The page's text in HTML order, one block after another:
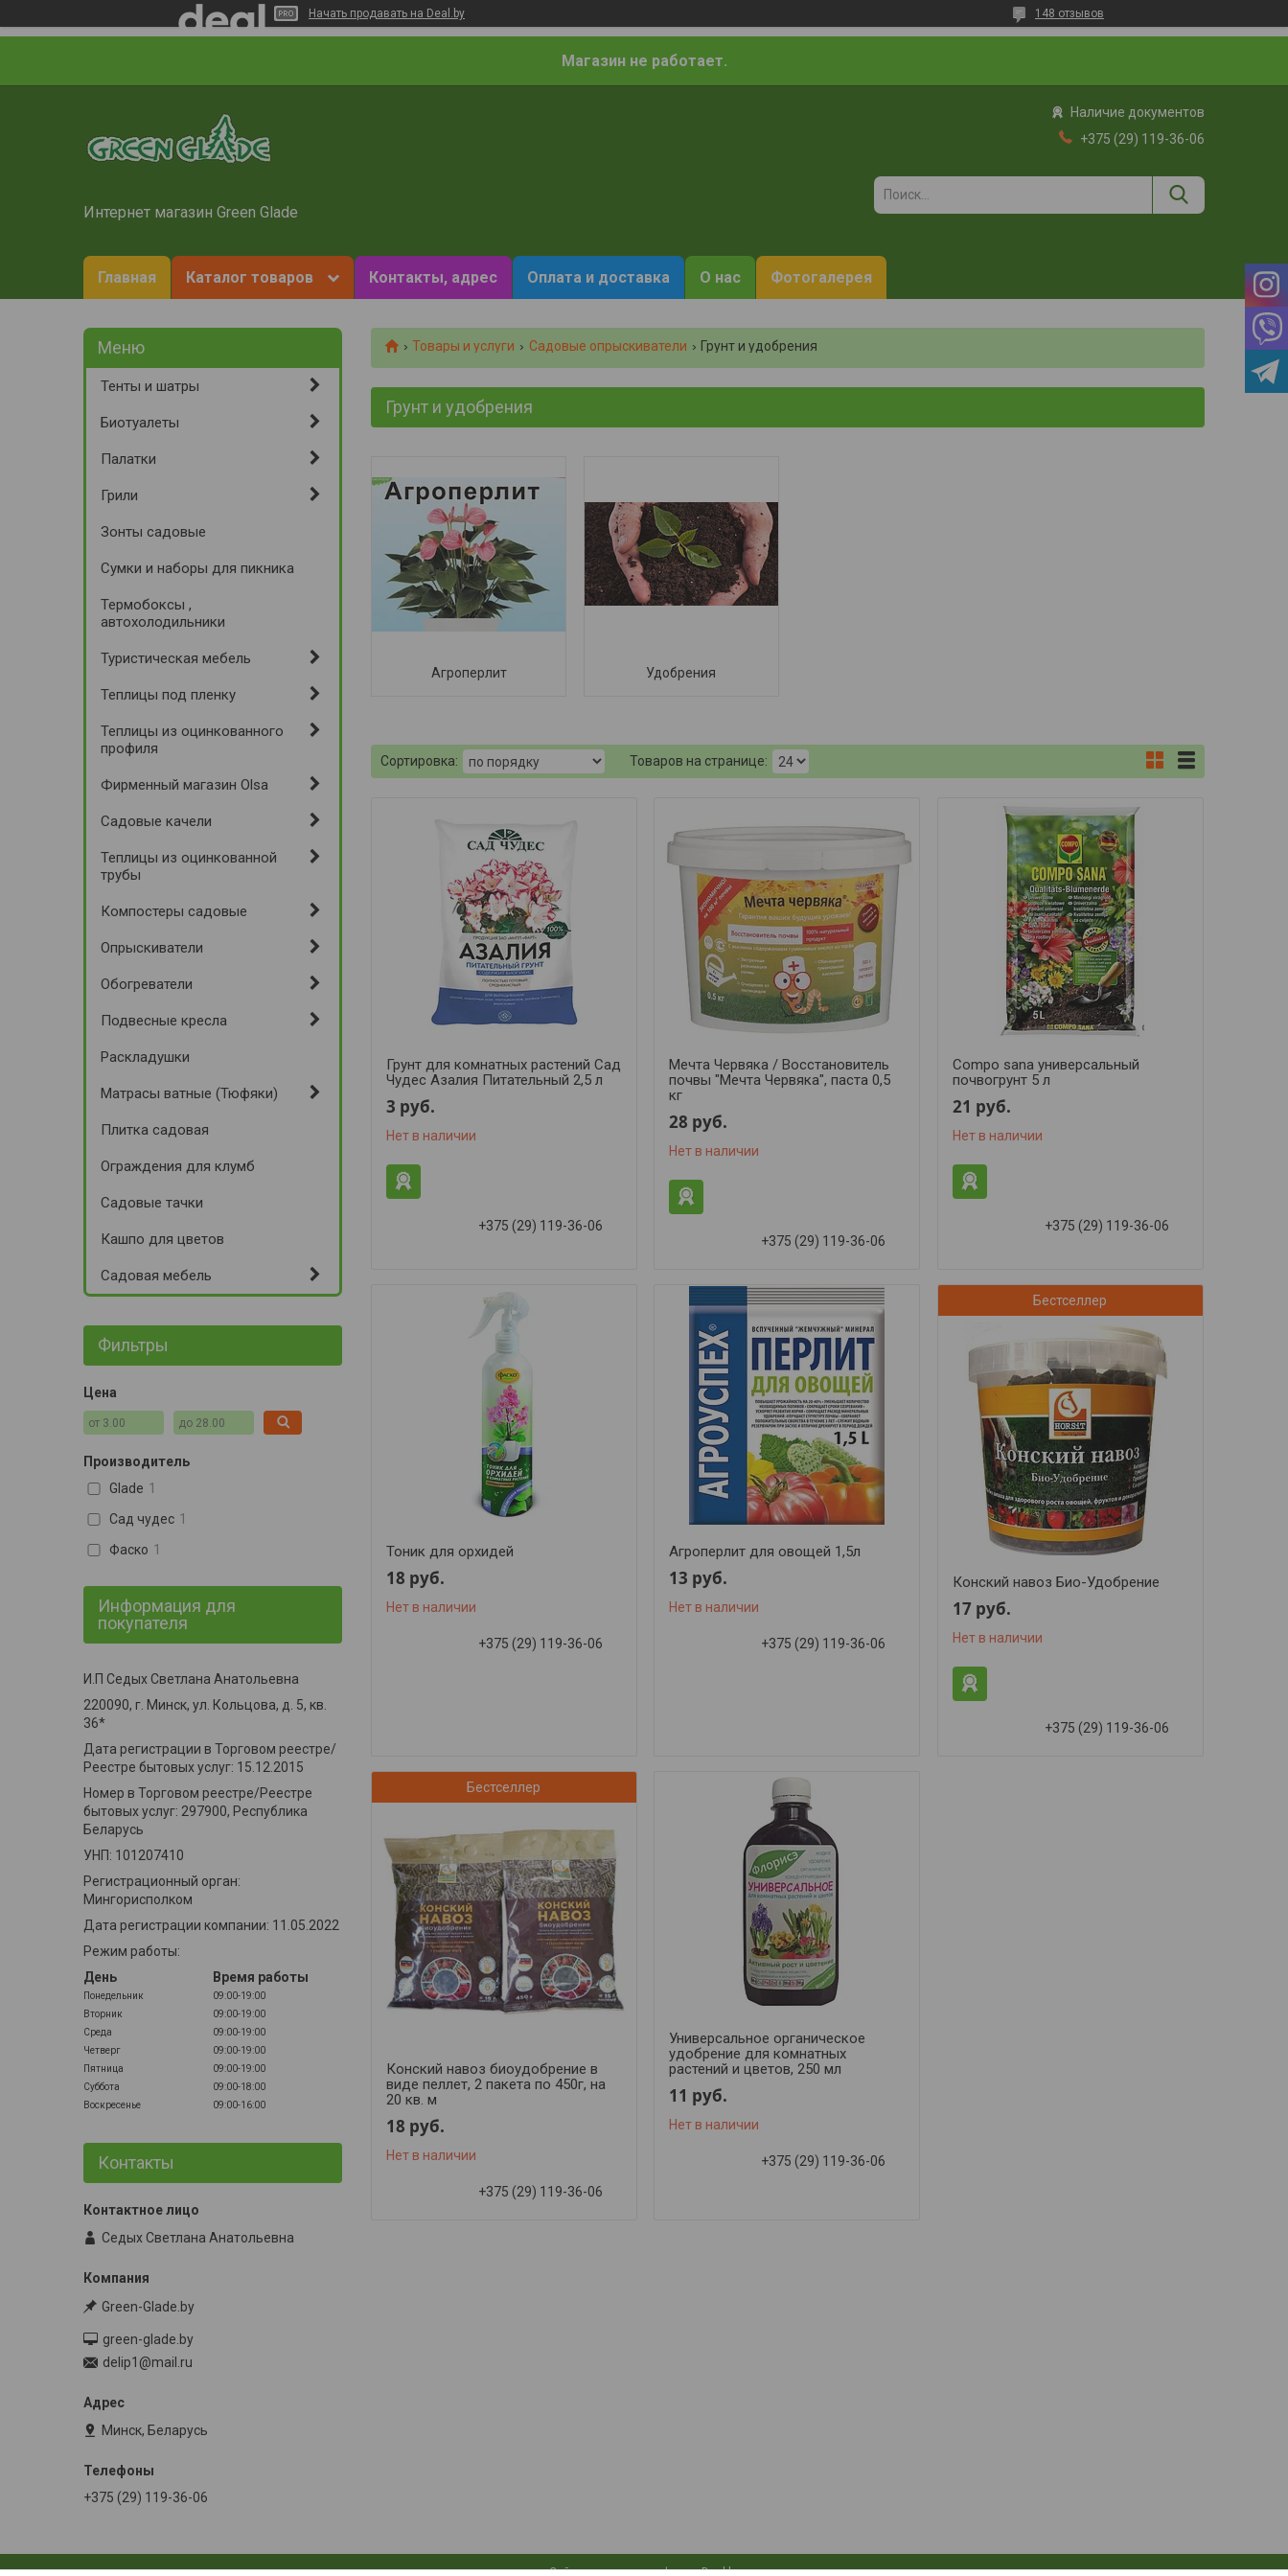
Начать продавать на Deal.by 148 отзывов
Магазин не работает.
Интернет магазин Green Glade
Наличие документов
+375 (29) 119-36-06
Главная Каталог товаров Контакты, адрес Оплата и доставка О нас Фотогалерея
Товары и услуги Садовые опрыскиватели Грунт и удобрения
Грунт и удобрения
Агроперлит Удобрения
Грунт для комнатных растений Сад
Чудес Азалия Питательный 2,5 л
3 руб.
Нет в наличии
+375 (29) 119-36-06
Мечта Червяка / Восстановитель
почвы "Мечта Червяка", паста 0,5
кг
28 руб.
Нет в наличии
+375 (29) 119-36-06
Compo sana универсальный
почвогрунт 5 л
21 руб.
Нет в наличии
+375 (29) 119-36-06
Тоник для орхидей
18 руб.
Нет в наличии
+375 (29) 119-36-06
Агроперлит для овощей 1,5л
13 руб.
Нет в наличии
+375 (29) 119-36-06
Бестселлер
Конский навоз Био-Удобрение
17 руб.
Нет в наличии
+375 (29) 119-36-06
Бестселлер
Конский навоз биоудобрение в
виде пеллет, 2 пакета по 450г, на
20 кв. м
18 руб.
Нет в наличии
+375 (29) 119-36-06
Универсальное органическое
удобрение для комнатных
растений и цветов, 250 мл
11 руб.
Нет в наличии
+375 (29) 119-36-06
Тенты и шатры
Биотуалеты
Палатки
Грили
Зонты садовые
Сумки и наборы для пикника
Термобоксы ,
автохолодильники
Туристическая мебель
Теплицы под пленку
Теплицы из оцинкованного
профиля
Фирменный магазин Olsa
Садовые качели
Теплицы из оцинкованной
трубы
Компостеры садовые
Опрыскиватели
Обогреватели
Подвесные кресла
Раскладушки
Матрасы ватные (Тюфяки)
Плитка садовая
Ограждения для клумб
Садовые тачки
Кашпо для цветов
Садовая мебель
Фильтры
Цена
Производитель
Glade 1
Сад чудес 1
Фаско 1
Информация для
покупателя
И.П Седых Светлана Анатольевна
220090, г. Минск, ул. Кольцова, д. 5, кв.
36*
Дата регистрации в Торговом реестре/
Реестре бытовых услуг: 15.12.2015
Номер в Торговом реестре/Реестре
бытовых услуг: 297900, Республика
Беларусь
УНП: 101207410
Регистрационный орган:
Мингорисполком
Дата регистрации компании: 11.05.2022
Режим работы:
День
Время работы
Понедельник
09:00-19:00
Вторник
09:00-19:00
Среда
09:00-19:00
Четверг
09:00-19:00
Пятница
09:00-19:00
Суббота
09:00-18:00
Воскресенье
09:00-16:00
Контакты
Седых Светлана Анатольевна
Green-Glade.by
green-glade.by
delip1@mail.ru
Минск, Беларусь
+375 (29) 119-36-06
Сайт создан на платформе Deal.by